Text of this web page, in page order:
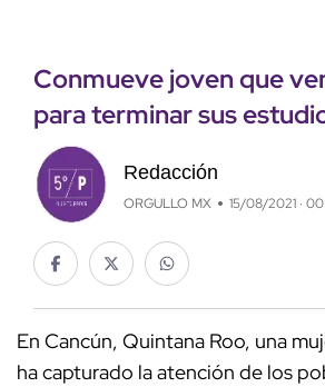
Conmueve joven que
para terminar sus
Redacción
ORGULLO MX 15/08/2021 ·
En Cancún, Quintana Roo, una
ha capturado la atención de los